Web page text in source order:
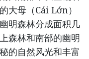
大母（Cái Lớn）
明森林分成面积几
森林和南部的幽明
的自然风光和丰富